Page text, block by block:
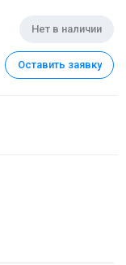
Нет в наличии
Оставить заявку